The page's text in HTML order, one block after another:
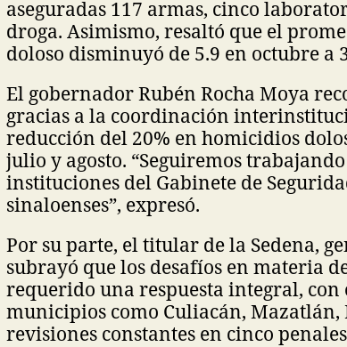
aseguradas 117 armas, cinco
droga. Asimismo, resaltó que el
doloso disminuyó de 5.9 en octubre a
El gobernador Rubén Rocha Moya
gracias a la coordinación
reducción del 20% en homicidios
julio y agosto. “Seguiremos
instituciones del Gabinete de
sinaloenses”, expresó.
Por su parte, el titular de la Sedena,
subrayó que los desafíos en materia
requerido una respuesta integral, con
municipios como Culiacán, Mazatlán,
revisiones constantes en cinco